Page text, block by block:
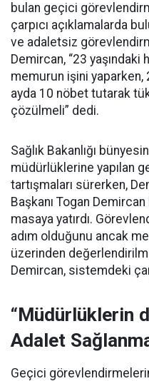
bulan geçici
çarpıcı açıklamalarda
ve adaletsiz
Demircan, “23 yaşındaki
memurun işini yaparken,
ayda 10 nöbet tutarak
çözülmeli” dedi.
Sağlık Bakanlığı
müdürlüklerine yapılan
tartışmaları sürerken,
Başkanı Togan
masaya yatırdı.
adım olduğunu ancak
üzerinden
Demircan, sistemdeki
“Müdürlüklerin
Adalet
Geçici görevlendirmelerin